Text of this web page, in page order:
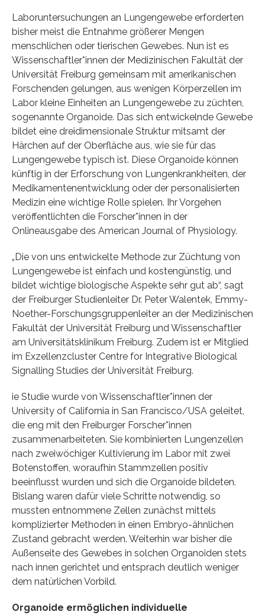
Laboruntersuchungen an Lungengewebe erforderten
bisher meist die Entnahme größerer Mengen
menschlichen oder tierischen Gewebes. Nun ist es
Wissenschaftler*innen der Medizinischen Fakultät der
Universität Freiburg gemeinsam mit amerikanischen
Forschenden gelungen, aus wenigen Körperzellen im
Labor kleine Einheiten an Lungengewebe zu züchten,
sogenannte Organoide. Das sich entwickelnde Gewebe
bildet eine dreidimensionale Struktur mitsamt der
Härchen auf der Oberfläche aus, wie sie für das
Lungengewebe typisch ist. Diese Organoide können
künftig in der Erforschung von Lungenkrankheiten, der
Medikamentenentwicklung oder der personalisierten
Medizin eine wichtige Rolle spielen. Ihr Vorgehen
veröffentlichten die Forscher*innen in der
Onlineausgabe des American Journal of Physiology.
„Die von uns entwickelte Methode zur Züchtung von
Lungengewebe ist einfach und kostengünstig, und
bildet wichtige biologische Aspekte sehr gut ab“, sagt
der Freiburger Studienleiter Dr. Peter Walentek, Emmy-
Noether-Forschungsgruppenleiter an der Medizinischen
Fakultät der Universität Freiburg und Wissenschaftler
am Universitätsklinikum Freiburg. Zudem ist er Mitglied
im Exzellenzcluster Centre for Integrative Biological
Signalling Studies der Universität Freiburg.
ie Studie wurde von Wissenschaftler*innen der
University of California in San Francisco/USA geleitet,
die eng mit den Freiburger Forscher*innen
zusammenarbeiteten. Sie kombinierten Lungenzellen
nach zweiwöchiger Kultivierung im Labor mit zwei
Botenstoffen, woraufhin Stammzellen positiv
beeinflusst wurden und sich die Organoide bildeten.
Bislang waren dafür viele Schritte notwendig, so
mussten entnommene Zellen zunächst mittels
komplizierter Methoden in einen Embryo-ähnlichen
Zustand gebracht werden. Weiterhin war bisher die
Außenseite des Gewebes in solchen Organoiden stets
nach innen gerichtet und entsprach deutlich weniger
dem natürlichen Vorbild.
Organoide ermöglichen individuelle